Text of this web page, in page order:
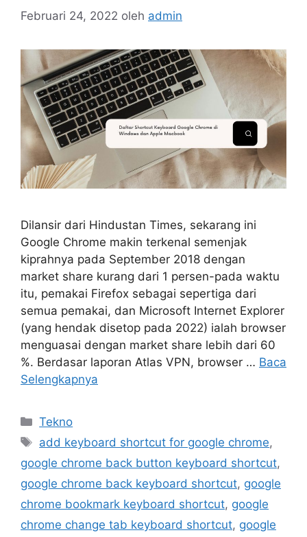
Februari 24, 2022 oleh admin
Dilansir dari Hindustan Times, sekarang ini
Google Chrome makin terkenal semenjak
kiprahnya pada September 2018 dengan
market share kurang dari 1 persen-pada waktu
itu, pemakai Firefox sebagai sepertiga dari
semua pemakai, dan Microsoft Internet Explorer
(yang hendak disetop pada 2022) ialah browser
menguasai dengan market share lebih dari 60
%. Berdasar laporan Atlas VPN, browser … Baca
Selengkapnya
Kategori
Tekno
Tag
add keyboard shortcut for google chrome,
google chrome back button keyboard shortcut,
google chrome back keyboard shortcut, google
chrome bookmark keyboard shortcut, google
chrome change tab keyboard shortcut, google